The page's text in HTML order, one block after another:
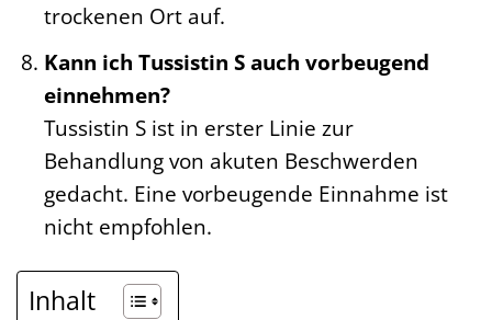
trockenen Ort auf.
Kann ich Tussistin S auch vorbeugend
einnehmen?
Tussistin S ist in erster Linie zur
Behandlung von akuten Beschwerden
gedacht. Eine vorbeugende Einnahme ist
nicht empfohlen.
Inhalt